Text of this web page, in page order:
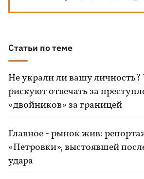
Статьи по теме
Не украли ли вашу
рискуют отвечать за
«двойников» за границей
Главное - рынок жив:
«Петровки», выстоявшей
удара